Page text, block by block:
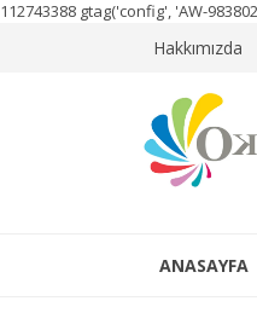
112743388 gtag('config', 'AW-
Hakkımızda
ANASAYFA